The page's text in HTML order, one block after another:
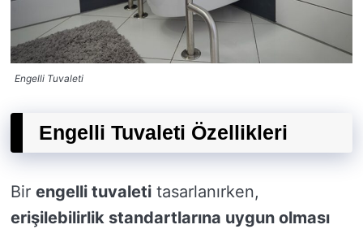
Engelli Tuvaleti
Engelli Tuvaleti Özellikleri
Bir engelli tuvaleti tasarlanırken,
erişilebilirlik standartlarına uygun olması